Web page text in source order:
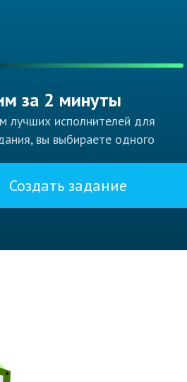
за 2 минуты
лучших исполнителей для
вы выбираете одного
Создать задание